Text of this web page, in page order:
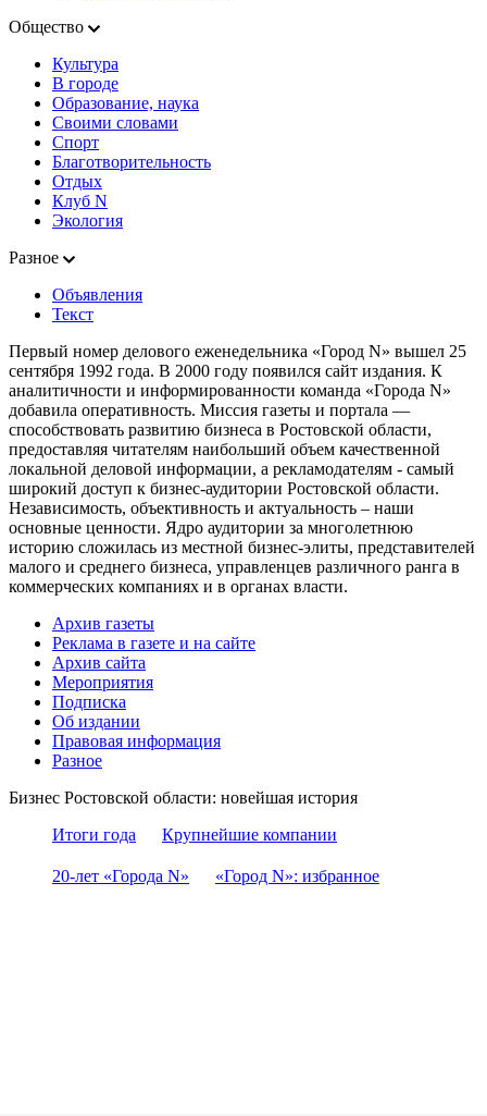
Общество
Культура
В городе
Образование, наука
Своими словами
Спорт
Благотворительность
Отдых
Клуб N
Экология
Разное
Объявления
Текст
Первый номер делового еженедельника «Город N» вышел 25
сентября 1992 года. В 2000 году появился сайт издания. К
аналитичности и информированности команда «Города N»
добавила оперативность. Миссия газеты и портала —
способствовать развитию бизнеса в Ростовской области,
предоставляя читателям наибольший объем качественной
локальной деловой информации, а рекламодателям - самый
широкий доступ к бизнес-аудитории Ростовской области.
Независимость, объективность и актуальность – наши
основные ценности. Ядро аудитории за многолетнюю
историю сложилась из местной бизнес-элиты, представителей
малого и среднего бизнеса, управленцев различного ранга в
коммерческих компаниях и в органах власти.
Архив газеты
Реклама в газете и на сайте
Архив сайта
Мероприятия
Подписка
Об издании
Правовая информация
Разное
Бизнес Ростовской области: новейшая история
Итоги года
Крупнейшие компании
20-лет «Города N» «Город N»: избранное